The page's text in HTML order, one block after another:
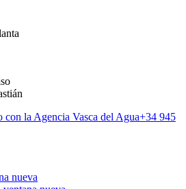
con la Agencia Vasca del Agua+34 945
nueva